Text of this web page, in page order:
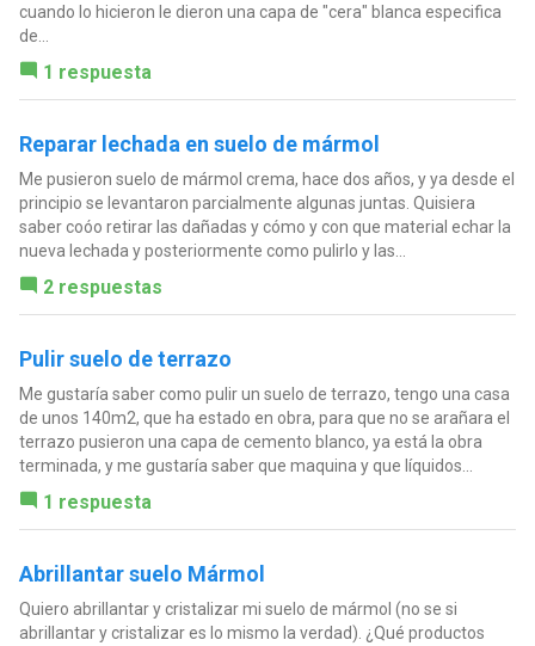
cuando lo hicieron le dieron una capa de "cera" blanca especifica
de...
1 respuesta
Reparar lechada en suelo de mármol
Me pusieron suelo de mármol crema, hace dos años, y ya desde el
principio se levantaron parcialmente algunas juntas. Quisiera
saber coóo retirar las dañadas y cómo y con que material echar la
nueva lechada y posteriormente como pulirlo y las...
2 respuestas
Pulir suelo de terrazo
Me gustaría saber como pulir un suelo de terrazo, tengo una casa
de unos 140m2, que ha estado en obra, para que no se arañara el
terrazo pusieron una capa de cemento blanco, ya está la obra
terminada, y me gustaría saber que maquina y que líquidos...
1 respuesta
Abrillantar suelo Mármol
Quiero abrillantar y cristalizar mi suelo de mármol (no se si
abrillantar y cristalizar es lo mismo la verdad). ¿Qué productos